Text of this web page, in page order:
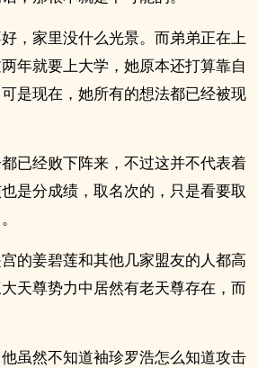
，家里没什么光景。而弟弟正在上
年就要上大学，她原本还打算靠自
是现在，她所有的想法都已经被现
已经败下阵来，不过这并不代表着
是分成绩，取名次的，只是看要取
的姜碧莲和其他几家盟友的人都高
天尊势力中居然有老天尊存在，而
虽然不知道袖珍罗浩怎么知道攻击